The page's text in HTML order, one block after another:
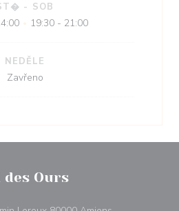
- SOB
19:30 - 21:00
NEDĚLE
Zavřeno
des Ours